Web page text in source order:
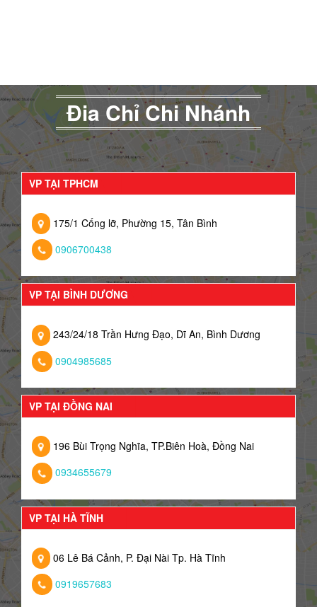
Đia Chỉ Chi Nhánh
VP TẠI TPHCM
175/1 Cống lỡ, Phường 15, Tân Bình
0906700438
VP TẠI BÌNH DƯƠNG
243/24/18 Trần Hưng Đạo, Dĩ An, Bình Dương
0904985685
VP TẠI ĐỒNG NAI
196 Bùi Trọng Nghĩa, TP.Biên Hoà, Đồng Nai
0934655679
VP TẠI HÀ TĨNH
06 Lê Bá Cảnh, P. Đại Nài Tp. Hà Tĩnh
0919657683